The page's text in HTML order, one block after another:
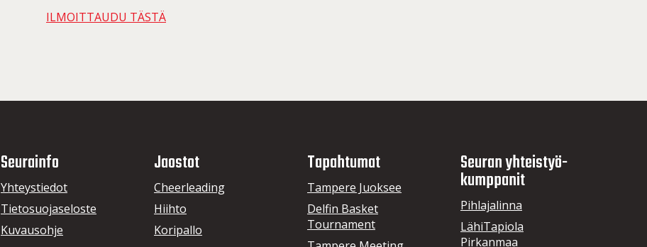
ILMOITTAUDU TÄSTÄ
Seurainfo
Yhteystiedot
Tietosuojaseloste
Kuvausohje
Jaostot
Cheerleading
Hiihto
Koripallo
Tapahtumat
Tampere Juoksee
Delfin Basket
Tournament
Seuran yhteistyö­
kumppanit
Pihlajalinna
LähiTapiola
Pirkanmaa